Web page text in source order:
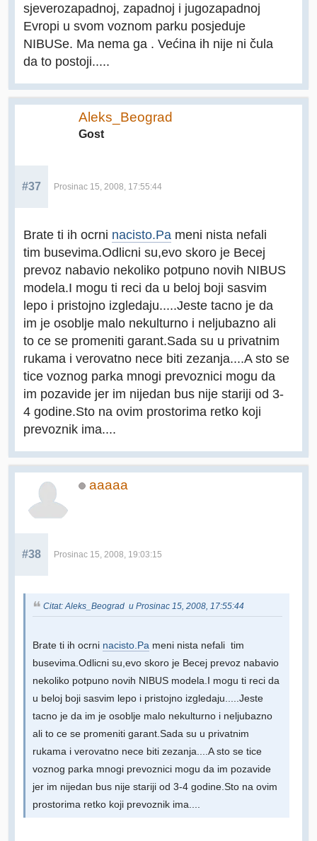
sjeverozapadnoj, zapadnoj i jugozapadnoj
Evropi u svom voznom parku posjeduje
NIBUSe. Ma nema ga . Većina ih nije ni čula
da to postoji.....
Aleks_Beograd
Gost
#37 Prosinac 15, 2008, 17:55:44
Brate ti ih ocrni nacisto.Pa meni nista nefali
tim busevima.Odlicni su,evo skoro je Becej
prevoz nabavio nekoliko potpuno novih NIBUS
modela.I mogu ti reci da u beloj boji sasvim
lepo i pristojno izgledaju.....Jeste tacno je da
im je osoblje malo nekulturno i neljubazno ali
to ce se promeniti garant.Sada su u privatnim
rukama i verovatno nece biti zezanja....A sto se
tice voznog parka mnogi prevoznici mogu da
im pozavide jer im nijedan bus nije stariji od 3-
4 godine.Sto na ovim prostorima retko koji
prevoznik ima....
aaaaa
#38 Prosinac 15, 2008, 19:03:15
Citat: Aleks_Beograd u Prosinac 15, 2008, 17:55:44
Brate ti ih ocrni nacisto.Pa meni nista nefali tim
busevima.Odlicni su,evo skoro je Becej prevoz nabavio
nekoliko potpuno novih NIBUS modela.I mogu ti reci da
u beloj boji sasvim lepo i pristojno izgledaju.....Jeste
tacno je da im je osoblje malo nekulturno i neljubazno
ali to ce se promeniti garant.Sada su u privatnim
rukama i verovatno nece biti zezanja....A sto se tice
voznog parka mnogi prevoznici mogu da im pozavide
jer im nijedan bus nije stariji od 3-4 godine.Sto na ovim
prostorima retko koji prevoznik ima....